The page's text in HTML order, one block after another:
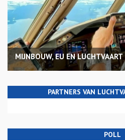
MIJNBOUW, EU EN LUCHTVAART
PARTNERS VAN
POLL